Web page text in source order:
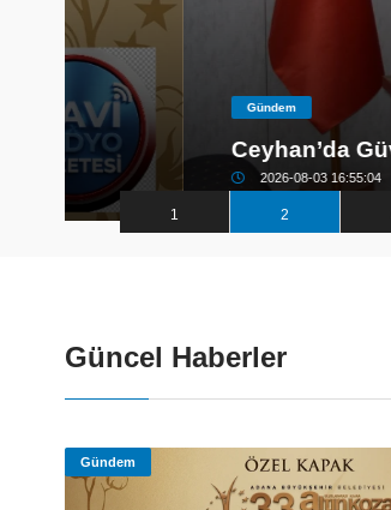
Gündem
Ceyhan’da Güvenlik
2026-08-03 16:55:04
1 2
Güncel Haberler
Gündem